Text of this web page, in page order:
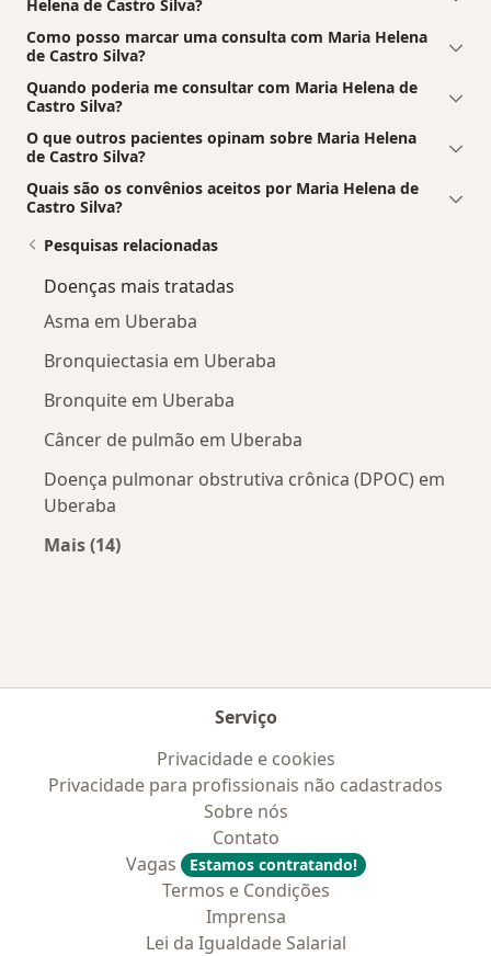
Helena de Castro Silva?
Como posso marcar uma consulta com Maria Helena
de Castro Silva?
Quando poderia me consultar com Maria Helena de
Castro Silva?
O que outros pacientes opinam sobre Maria Helena
de Castro Silva?
Quais são os convênios aceitos por Maria Helena de
Castro Silva?
Pesquisas relacionadas
Doenças mais tratadas
Asma em Uberaba
Bronquiectasia em Uberaba
Bronquite em Uberaba
Câncer de pulmão em Uberaba
Doença pulmonar obstrutiva crônica (DPOC) em
Uberaba
Mais (14)
Serviço
Privacidade e cookies
Privacidade para profissionais não cadastrados
Sobre nós
Contato
Vagas
Estamos contratando!
Termos e Condições
Imprensa
Lei da Igualdade Salarial